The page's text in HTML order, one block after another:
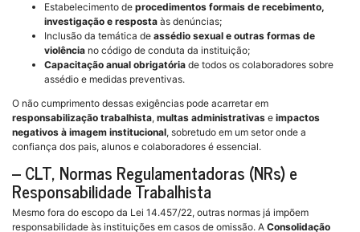
Estabelecimento de procedimentos formais de recebimento,
investigação e resposta às denúncias;
Inclusão da temática de assédio sexual e outras formas de
violência no código de conduta da instituição;
Capacitação anual obrigatória de todos os colaboradores sobre
assédio e medidas preventivas.
O não cumprimento dessas exigências pode acarretar em
responsabilização trabalhista, multas administrativas e impactos
negativos à imagem institucional, sobretudo em um setor onde a
confiança dos pais, alunos e colaboradores é essencial.
– CLT, Normas Regulamentadoras (NRs) e
Responsabilidade Trabalhista
Mesmo fora do escopo da Lei 14.457/22, outras normas já impõem
responsabilidade às instituições em casos de omissão. A Consolidação